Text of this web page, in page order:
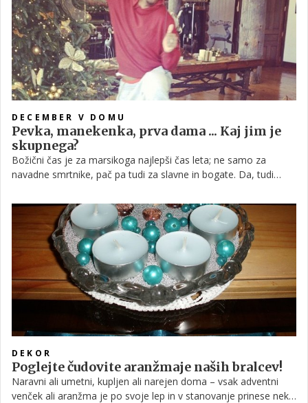
DECEMBER V DOMU
Pevka, manekenka, prva dama ... Kaj jim je
skupnega?
Božični čas je za marsikoga najlepši čas leta; ne samo za
navadne smrtnike, pač pa tudi za slavne in bogate. Da, tudi
smrečico ter se veselijo obdarovanja, nekateri izmed njih pa z
oboževalci delijo praznično vzdušje na družbenih omrežjih.
Poglejmo, kdo izmed njih je pokazal božično drevesce na
Instagramu!
DEKOR
Poglejte čudovite aranžmaje naših bralcev!
Naravni ali umetni, kupljen ali narejen doma – vsak adventni
venček ali aranžma je po svoje lep in v stanovanje prinese nek